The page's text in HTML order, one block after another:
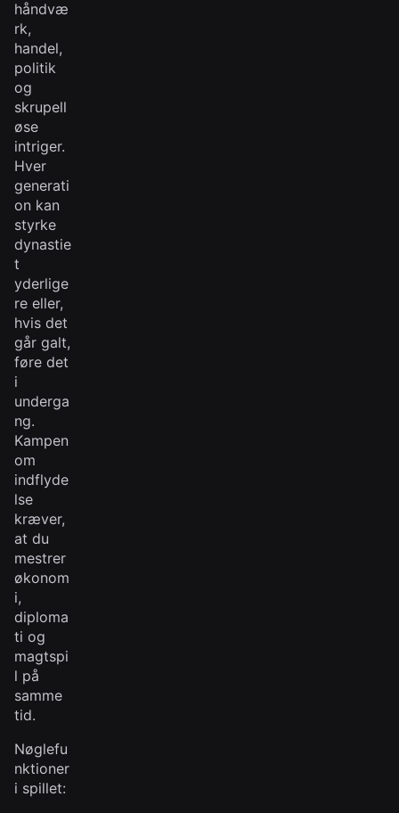
håndvæ
rk,
handel,
politik
og
skrupell
øse
intriger.
Hver
generati
on kan
styrke
dynastie
t
yderlige
re eller,
hvis det
går galt,
føre det
i
underga
ng.
Kampen
om
indflyde
lse
kræver,
at du
mestrer
økonom
i,
diploma
ti og
magtspi
l på
samme
tid.
Nøglefu
nktioner
i spillet: